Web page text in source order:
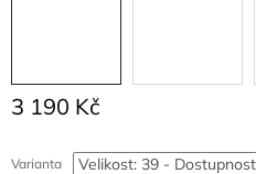
3 190 Kč
cena:
Varianta